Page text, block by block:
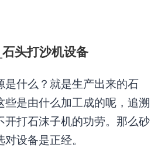
头打沙机设备
是什么？就是生产出来的石
些是由什么加工成的呢，追溯
开打石沫子机的功劳。那么砂
设备是正经。